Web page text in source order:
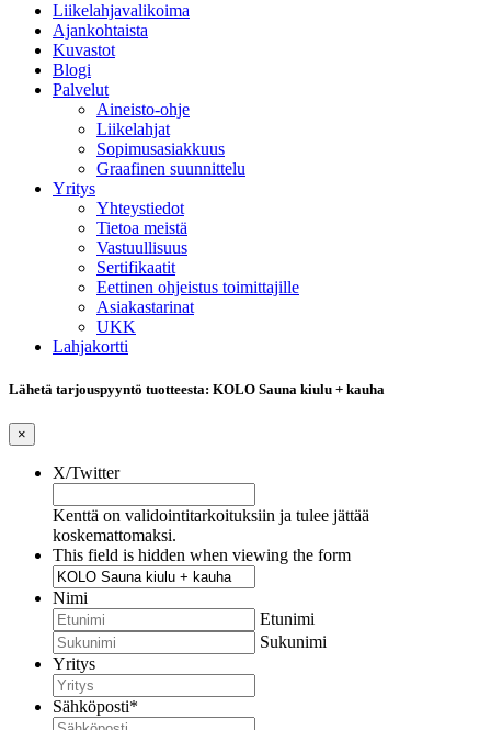
Liikelahjavalikoima
Ajankohtaista
Kuvastot
Blogi
Palvelut
Aineisto-ohje
Liikelahjat
Sopimusasiakkuus
Graafinen suunnittelu
Yritys
Yhteystiedot
Tietoa meistä
Vastuullisuus
Sertifikaatit
Eettinen ohjeistus toimittajille
Asiakastarinat
UKK
Lahjakortti
Lähetä tarjouspyyntö tuotteesta: KOLO Sauna kiulu + kauha
×
X/Twitter
Kenttä on validointitarkoituksiin ja tulee jättää
koskemattomaksi.
This field is hidden when viewing the form
Nimi
Etunimi
Sukunimi
Yritys
Sähköposti*